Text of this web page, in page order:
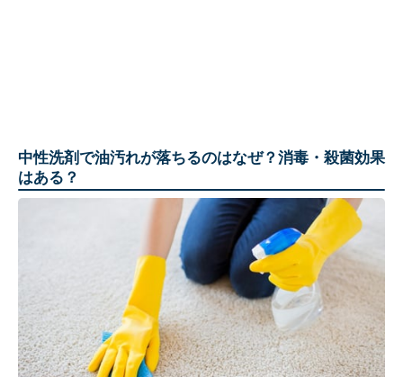
中性洗剤で油汚れが落ちるのはなぜ？消毒・殺菌効果
はある？